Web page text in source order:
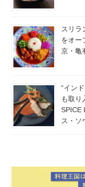
スリラ
をオー
京・
“イン
も取り
SPICE
ス・